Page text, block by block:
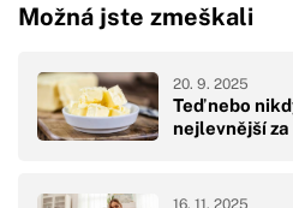
Možná jste zmeškali
Teď nebo
nejlevnější
20. 9. 2025